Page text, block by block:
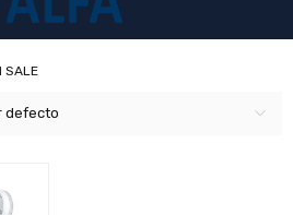
defecto
SALE